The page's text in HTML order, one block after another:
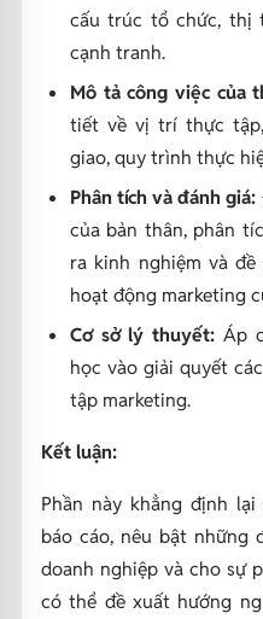
cấu trúc tổ chức, thị
cạnh tranh.
Mô tả công việc của
tiết về vị trí thực
giao, quy trình thực
Phân tích và đánh giá:
của bản thân, phân
ra kinh nghiệm và
hoạt động marketing
Cơ sở lý thuyết: Áp
học vào giải quyết
tập marketing.
Kết luận:
Phần này khẳng định
báo cáo, nêu bật những
doanh nghiệp và cho sự
có thể đề xuất hướng